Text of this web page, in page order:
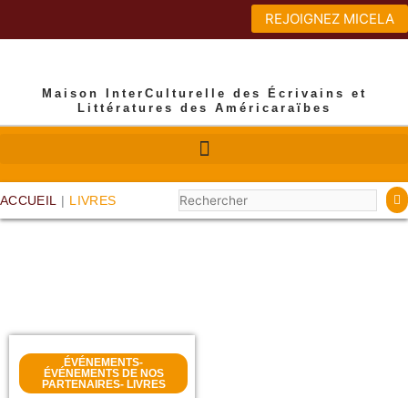
REJOIGNEZ MICELA
Maison InterCulturelle des Écrivains et
Littératures des Américaraïbes
ACCUEIL | LIVRES Rechercher
ÉVÉNEMENTS-
ÉVÉNEMENTS DE NOS
PARTENAIRES- LIVRES